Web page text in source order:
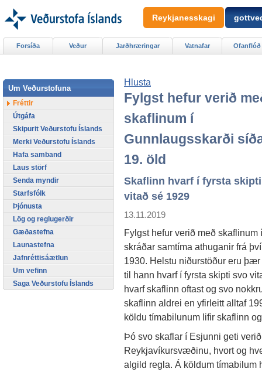
Hlusta
Fylgst hefur verið
skaflinum í
Gunnlaugsskarði
19. öld
Skaflinn hvarf í fyrsta
vitað sé 1929
13.11.2019
Fylgst hefur verið með
skráðar samtíma athuganir frá
1930. Helstu niðurstöður eru
til hann hvarf í fyrsta skipti svo
hvarf skaflinn oftast og svo
skaflinn aldrei en yfirleitt alltaf
köldu tímabilunum lifir skaflinn
Þó svo skaflar í Esjunni geti
Reykjavíkursvæðinu, hvort og
algild regla. Á köldum tímabilum
Forsíða Veður Jarðhræringar Vatnafar Ofanflóð
Um Veðurstofuna
Fréttir
Útgáfa
Skipurit Veðurstofu Íslands
Merki Veðurstofu Íslands
Hafa samband
Laus störf
Senda myndir
Starfsfólk
Þjónusta
Lög og reglugerðir
Gæðastefna
Launastefna
Jafnréttisáætlun
Um vefinn
Saga Veðurstofu Íslands
Reykjanesskagi